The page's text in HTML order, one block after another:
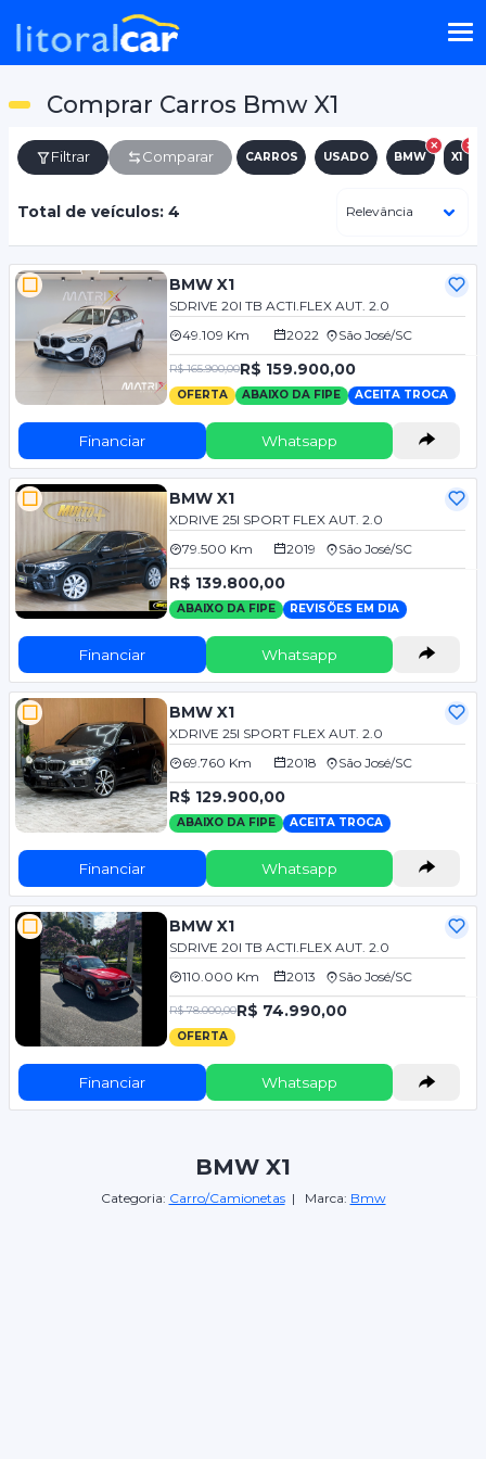
Comprar Carros Bmw X1
Filtrar Comparar CARROS USADO BMW X1
Total de veículos: 4
BMW X1
SDRIVE 20I TB ACTI.FLEX AUT. 2.0
49.109 Km
2022 São José/SC
R$ 165.900,00R$ 159.900,00
OFERTA ABAIXO DA FIPE ACEITA TROCA
Financiar Whatsapp
BMW X1
XDRIVE 25I SPORT FLEX AUT. 2.0
79.500 Km
2019 São José/SC
R$ 139.800,00
ABAIXO DA FIPE REVISÕES EM DIA
Financiar Whatsapp
BMW X1
XDRIVE 25I SPORT FLEX AUT. 2.0
69.760 Km
2018 São José/SC
R$ 129.900,00
ABAIXO DA FIPE ACEITA TROCA
Financiar Whatsapp
BMW X1
SDRIVE 20I TB ACTI.FLEX AUT. 2.0
110.000 Km
2013 São José/SC
R$ 78.000,00R$ 74.990,00
OFERTA
Financiar Whatsapp
BMW X1
Categoria: Carro/Camionetas| Marca: Bmw